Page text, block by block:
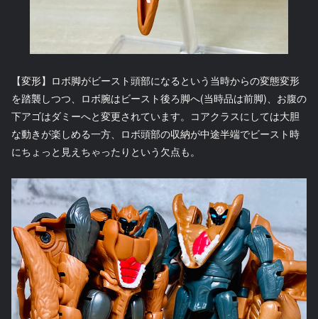
【変形】ロボ脚がビースト頭部になるという当時からの変態変形
を踏襲しつつ、ロボ腕はビースト後ろ脚へ(当時品は前脚)、お腹の
下アゴはダミーへと変更されています。コアクラスにしては大胆
な動きが楽しめる一方、ロボ頭部の収納が中途半端でビースト時
にちょっと見えちゃったりという欠点も。